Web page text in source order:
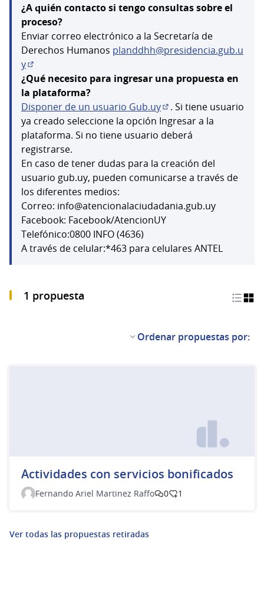
¿A quién contacto si tengo consultas sobre el
proceso?
Enviar correo electrónico a la Secretaría de
Derechos Humanos planddhh@presidencia.gub.u
y
(Abrir en una pestaña nueva)
¿Qué necesito para ingresar una propuesta en
la plataforma?
Disponer de un usuario Gub.uy
(Abrir en una pestaña
. Si tiene usuario
ya creado seleccione la opción Ingresar a la
plataforma. Si no tiene usuario deberá
registrarse.
En caso de tener dudas para la creación del
usuario gub.uy, pueden comunicarse a través de
los diferentes medios:
Correo: info@atencionalaciudadania.gub.uy
Facebook: Facebook/AtencionUY
Telefónico:0800 INFO (4636)
A través de celular:*463 para celulares ANTEL
1 propuesta
Ordenar propuestas por:
Actividades con servicios bonificados
Fernando Ariel Martinez Raffo 0 1
Ver todas las propuestas retiradas